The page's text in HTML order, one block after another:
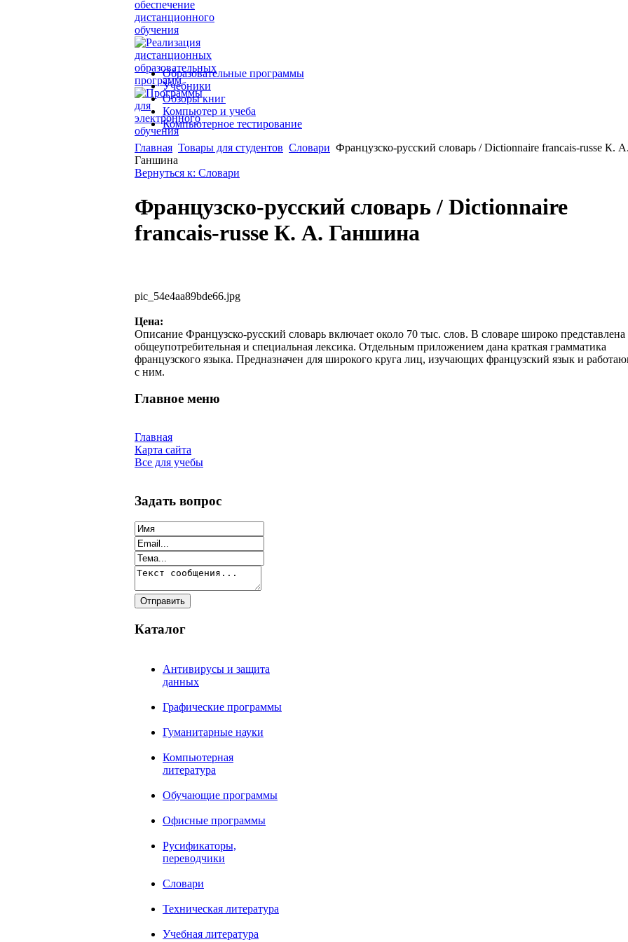
Образовательные программы
Учебники
Обзоры книг
Компьютер и учеба
Компьютерное тестирование
Главная Товары для студентов Словари Французско-русский словарь / Dictionnaire francais-russe К.
Ганшина
Вернуться к: Словари
Французско-русский словарь / Dictionnaire
francais-russe К. А. Ганшина
pic_54e4aa89bde66.jpg
Цена:
Описание Французско-русский словарь включает около 70 тыс. слов. В словаре широко представлена
общеупотребительная и специальная лексика. Отдельным приложением дана краткая грамматика
французского языка. Предназначен для широкого круга лиц, изучающих французский язык и
с ним.
Главное меню
Главная
Карта сайта
Все для учебы
Задать вопрос
Каталог
Антивирусы и защита
данных
Графические программы
Гуманитарные науки
Компьютерная
литература
Обучающие программы
Офисные программы
Русификаторы,
переводчики
Словари
Техническая литература
Учебная литература